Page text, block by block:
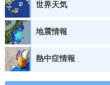
世界天気
地震情報
熱中症情報